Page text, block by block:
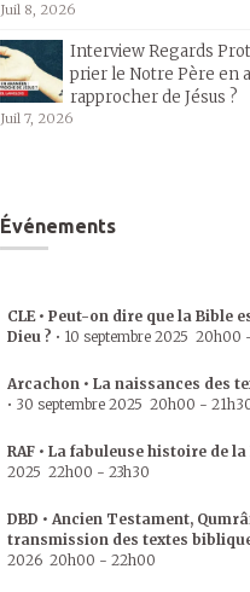
Juil 8, 2026
Interview Regards
prier le Notre Père en
rapprocher de Jésus ?
Juil 7, 2026
Événements
CLE • Peut-on dire que la Bible
Dieu ? • 10 septembre 2025 20h00
Arcachon • La naissances des
• 30 septembre 2025 20h00 -
RAF • La fabuleuse histoire de
2025 22h00 - 23h30
DBD • Ancien Testament,
transmission des textes
2026 20h00 - 22h00